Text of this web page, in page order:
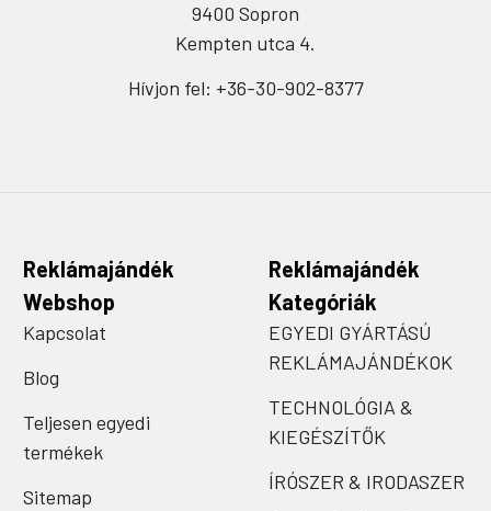
9400 Sopron
Kempten utca 4.
Hívjon fel: +36-30-902-8377
Reklámajándék
Webshop
Kapcsolat
Blog
Teljesen egyedi
termékek
Sitemap
Reklámajándék
Kategóriák
EGYEDI GYÁRTÁSÚ
REKLÁMAJÁNDÉKOK
TECHNOLÓGIA &
KIEGÉSZÍTŐK
ÍRÓSZER & IRODASZER